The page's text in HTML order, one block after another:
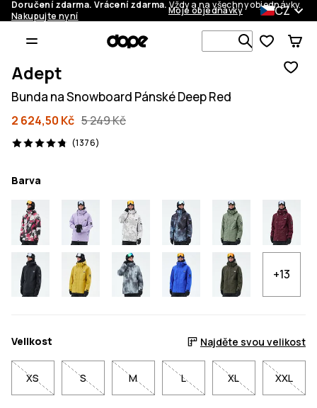
Doručení zdarma. Vrácení zdarma.Vždy a na všechny objednávky.
Nakupujte nyní
Moje objednávky CZ
Vyhledávej
Adept
Bunda na Snowboard Pánské Deep Red
2 624,50 Kč 5 249 Kč
(1376)
1376 recenze, 4.8/5
Barva
+13
Velikost Najděte svou velikost
XS S M L XL XXL